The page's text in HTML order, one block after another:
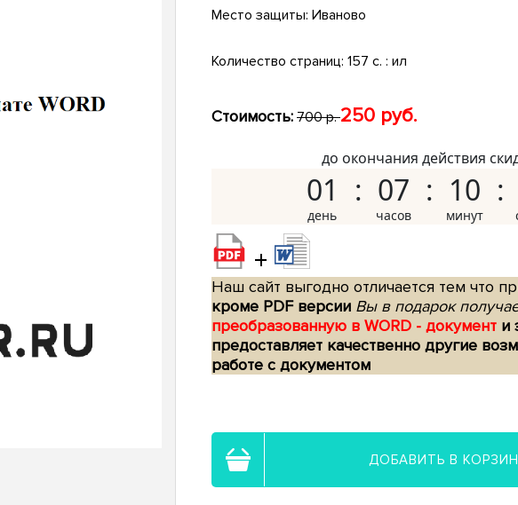
Место защиты: Иваново
Количество страниц: 157 c. : ил
Стоимость: 700 р.250 руб.
до окончания действия
01 07 10
+
Наш сайт выгодно отличается тем что
кроме PDF версии Вы в подарок
преобразованную в WORD - документ и
предоставляет качественно другие
работе с документом
ДОБАВИТЬ В